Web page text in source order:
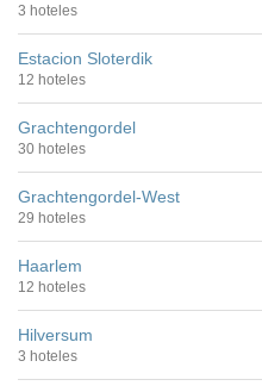
3 hoteles
Estacion Sloterdik
12 hoteles
Grachtengordel
30 hoteles
Grachtengordel-West
29 hoteles
Haarlem
12 hoteles
Hilversum
3 hoteles